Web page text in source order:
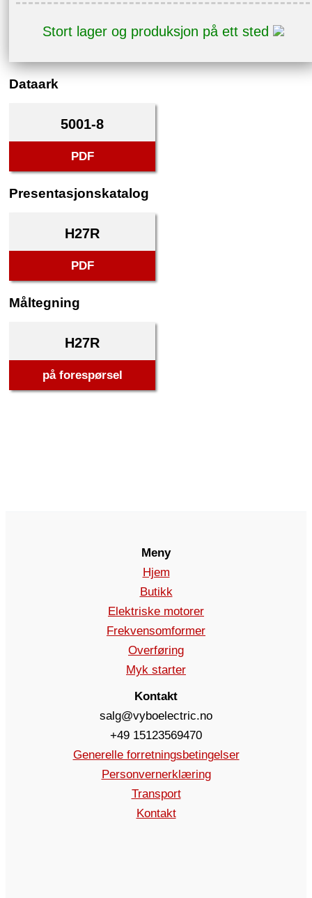
Stort lager og produksjon på ett sted
Dataark
5001-8
PDF
Presentasjonskatalog
H27R
PDF
Måltegning
H27R
på forespørsel
Meny
Hjem
Butikk
Elektriske motorer
Frekvensomformer
Overføring
Myk starter
Kontakt
salg@vyboelectric.no
+49 15123569470
Generelle forretningsbetingelser
Personvernerklæring
Transport
Kontakt